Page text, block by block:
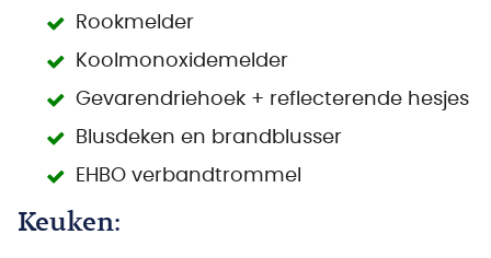
Rookmelder
Koolmonoxidemelder
Gevarendriehoek + reflecterende hesjes
Blusdeken en brandblusser
EHBO verbandtrommel
Keuken: